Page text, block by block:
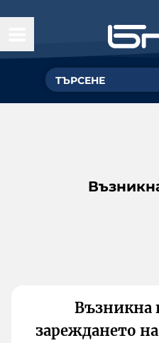
Възникна
зареждането